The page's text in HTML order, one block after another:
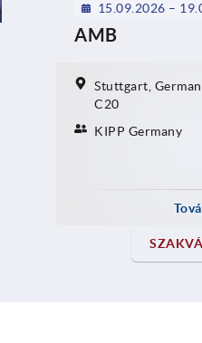
15.09.2026 –
AMB
Stuttgart,
C20
KIPP Germany